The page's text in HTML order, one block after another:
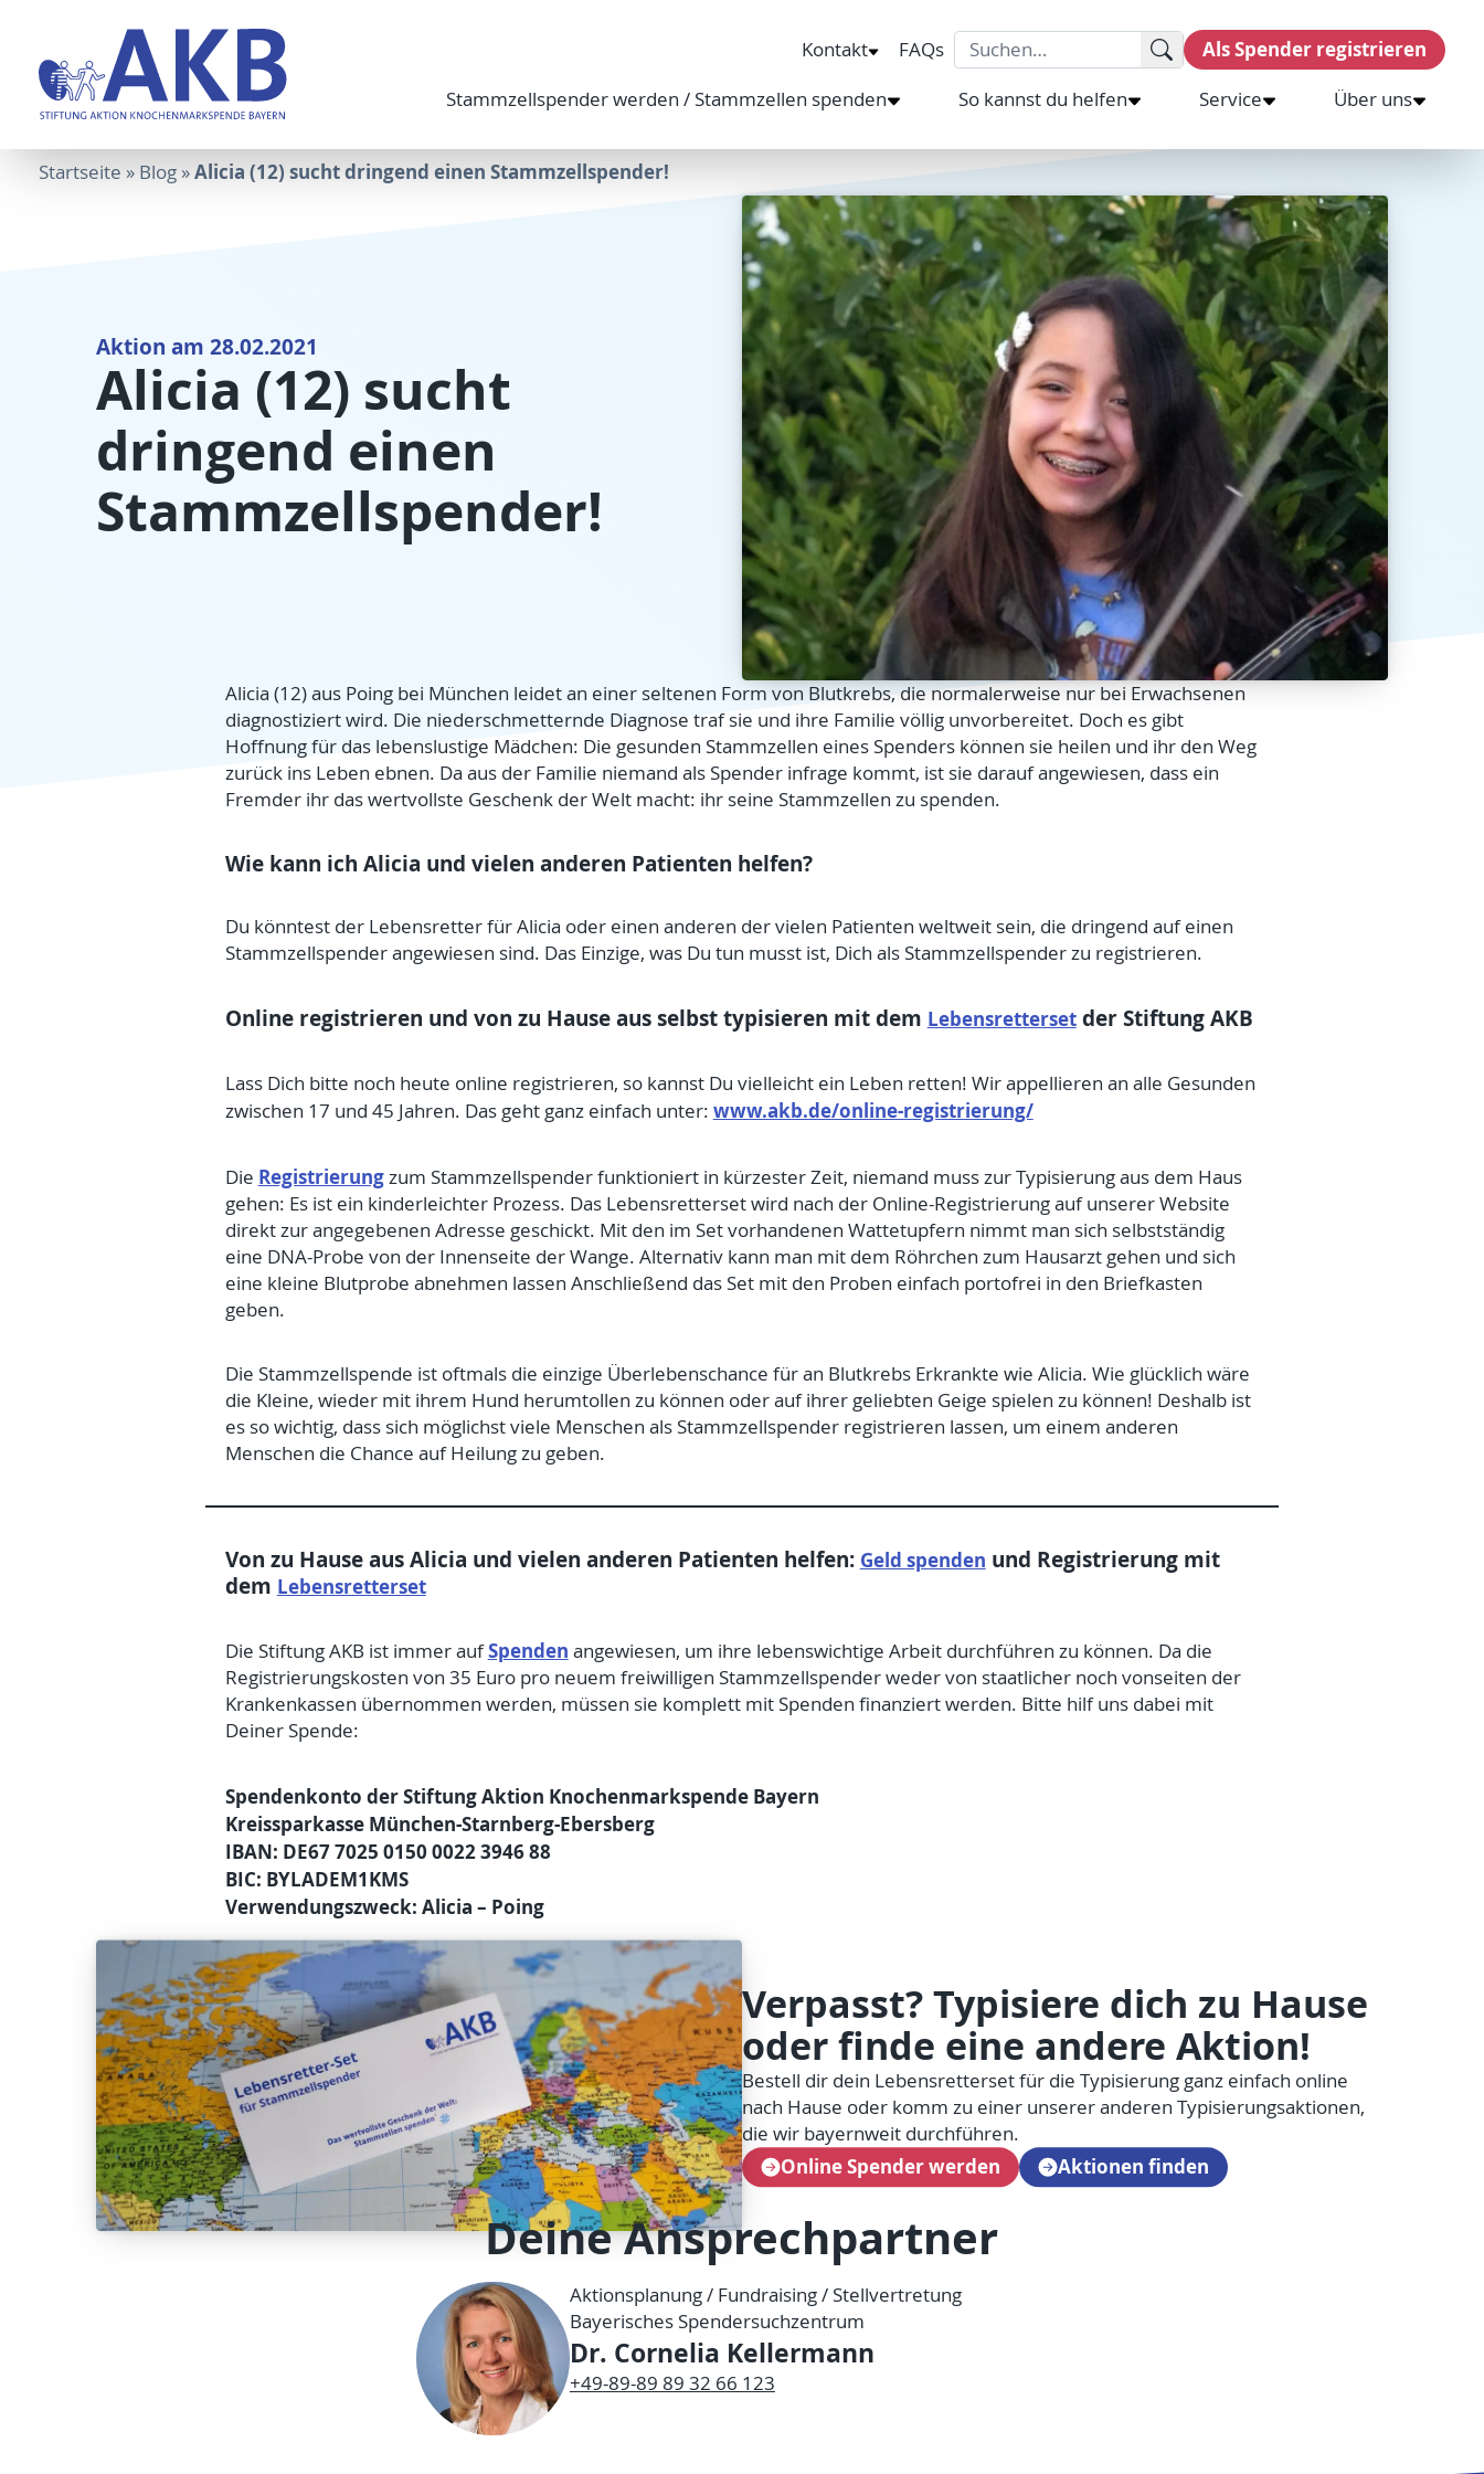
Kontakt FAQs Search for: Als Spender registrieren
Stammzellspender werden / Stammzellen spenden So kannst du helfen Service Über uns
Startseite » Blog»Alicia (12) sucht dringend einen Stammzellspender!
Aktion am 28.02.2021
Alicia (12) sucht
dringend einen
Stammzellspender!
Alicia (12) aus Poing bei München leidet an einer seltenen Form von Blutkrebs, die normalerweise nur bei Erwachsenen
diagnostiziert wird. Die niederschmetternde Diagnose traf sie und ihre Familie völlig unvorbereitet. Doch es gibt
Hoffnung für das lebenslustige Mädchen: Die gesunden Stammzellen eines Spenders können sie heilen und ihr den Weg
zurück ins Leben ebnen. Da aus der Familie niemand als Spender infrage kommt, ist sie darauf angewiesen, dass ein
Fremder ihr das wertvollste Geschenk der Welt macht: ihr seine Stammzellen zu spenden.
Wie kann ich Alicia und vielen anderen Patienten helfen?
Du könntest der Lebensretter für Alicia oder einen anderen der vielen Patienten weltweit sein, die dringend auf einen
Stammzellspender angewiesen sind. Das Einzige, was Du tun musst ist, Dich als Stammzellspender zu registrieren.
Online registrieren und von zu Hause aus selbst typisieren mit dem Lebensrettersetder Stiftung AKB
Lass Dich bitte noch heute online registrieren, so kannst Du vielleicht ein Leben retten! Wir appellieren an alle Gesunden
zwischen 17 und 45 Jahren. Das geht ganz einfach unter: www.akb.de/online-registrierung/
Die Registrierungzum Stammzellspender funktioniert in kürzester Zeit, niemand muss zur Typisierung aus dem Haus
gehen: Es ist ein kinderleichter Prozess. Das Lebensretterset wird nach der Online-Registrierung auf unserer Website
direkt zur angegebenen Adresse geschickt. Mit den im Set vorhandenen Wattetupfern nimmt man sich selbstständig
eine DNA-Probe von der Innenseite der Wange. Alternativ kann man mit dem Röhrchen zum Hausarzt gehen und sich
eine kleine Blutprobe abnehmen lassen Anschließend das Set mit den Proben einfach portofrei in den Briefkasten
geben.
Die Stammzellspende ist oftmals die einzige Überlebenschance für an Blutkrebs Erkrankte wie Alicia. Wie glücklich wäre
die Kleine, wieder mit ihrem Hund herumtollen zu können oder auf ihrer geliebten Geige spielen zu können! Deshalb ist
es so wichtig, dass sich möglichst viele Menschen als Stammzellspender registrieren lassen, um einem anderen
Menschen die Chance auf Heilung zu geben.
Von zu Hause aus Alicia und vielen anderen Patienten helfen: Geld spenden und Registrierung mit
dem Lebensretterset
Die Stiftung AKB ist immer aufSpenden angewiesen, um ihre lebenswichtige Arbeit durchführen zu können. Da die
Registrierungskosten von 35 Euro pro neuem freiwilligen Stammzellspender weder von staatlicher noch vonseiten der
Krankenkassen übernommen werden, müssen sie komplett mit Spenden finanziert werden. Bitte hilf uns dabei mit
Deiner Spende:
Spendenkonto der Stiftung Aktion Knochenmarkspende Bayern
Kreissparkasse München-Starnberg-Ebersberg
IBAN: DE67 7025 0150 0022 3946 88
BIC: BYLADEM1KMS
Verwendungszweck: Alicia – Poing
Verpasst? Typisiere dich zu Hause
oder finde eine andere Aktion!
Bestell dir dein Lebensretterset für die Typisierung ganz einfach online
nach Hause oder komm zu einer unserer anderen Typisierungsaktionen,
die wir bayernweit durchführen.
Online Spender werden Aktionen finden
Deine Ansprechpartner
Aktionsplanung / Fundraising / Stellvertretung
Bayerisches Spendersuchzentrum
Dr. Cornelia Kellermann
+49-89-89 89 32 66 123